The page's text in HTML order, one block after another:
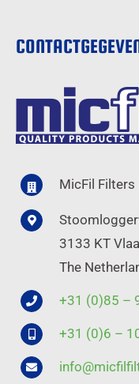
MicFil Filters
3133 KT
The
+31 (0)85 –
+31 (0)6 –